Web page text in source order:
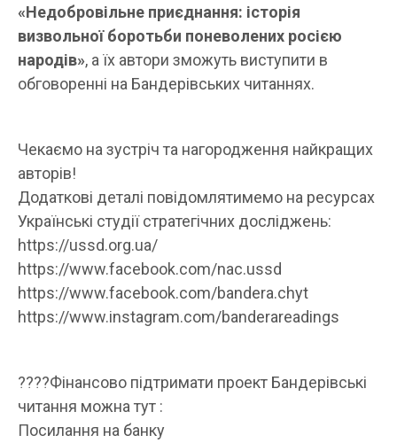
«Недобровільне приєднання: історія
визвольної боротьби поневолених росією
народів», а їх автори зможуть виступити в
обговоренні на Бандерівських читаннях.
Чекаємо на зустріч та нагородження найкращих
авторів!
Додаткові деталі повідомлятимемо на ресурсах
Українські студії стратегічних досліджень:
https://ussd.org.ua/
https://www.facebook.com/nac.ussd
https://www.facebook.com/bandera.chyt
https://www.instagram.com/banderareadings
????Фінансово підтримати проект Бандерівські
читання можна тут :
Посилання на банку